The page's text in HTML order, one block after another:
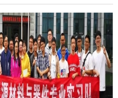
一作者。水系锌离子电池因安全性